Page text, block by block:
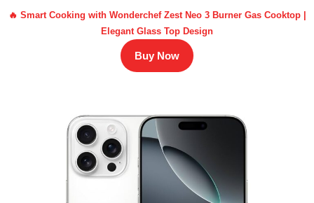
🔥 Smart Cooking with Wonderchef Zest Neo 3 Burner Gas Cooktop |
Elegant Glass Top Design
Buy Now